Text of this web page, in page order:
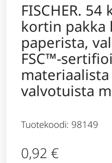
FISCHER. 54
kortin pakka
paperista,
FSC™-
valvotuista
Tuotekoodi: 98149
0,92 €